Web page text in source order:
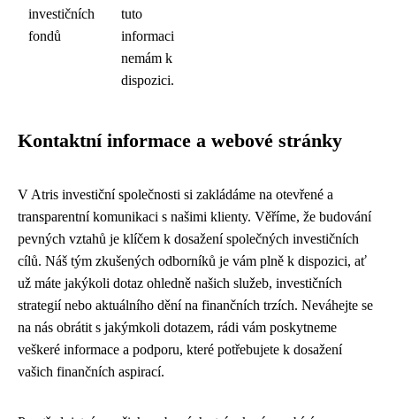
investičních
fondů
tuto
informaci
nemám k
dispozici.
Kontaktní informace a webové stránky
V Atris investiční společnosti si zakládáme na otevřené a
transparentní komunikaci s našimi klienty. Věříme, že budování
pevných vztahů je klíčem k dosažení společných investičních
cílů. Náš tým zkušených odborníků je vám plně k dispozici, ať
už máte jakýkoli dotaz ohledně našich služeb, investičních
strategií nebo aktuálního dění na finančních trzích. Neváhejte se
na nás obrátit s jakýmkoli dotazem, rádi vám poskytneme
veškeré informace a podporu, které potřebujete k dosažení
vašich finančních aspirací.